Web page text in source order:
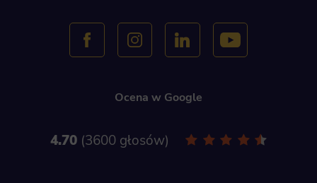
Ocena w Google
4.70 3600 głosów